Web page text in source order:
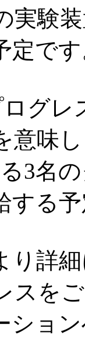
実験
定で
グレ
意味
3名
する
詳細
スを
ショ